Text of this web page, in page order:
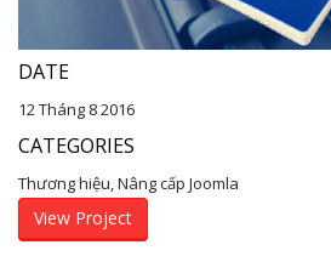
DATE
12 Tháng 8 2016
CATEGORIES
Thương hiệu, Nâng cấp Joomla
View Project